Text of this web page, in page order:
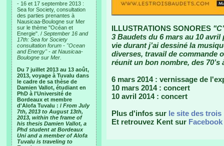
- 16 et 17 septembre 2013 :
Sea for Society, consultation
des parties prenantes à
Nausicaa-Boulogne sur Mer
sur le thème "Océan et
Energie". / September 16 and
17th: Sea for Society
consultation forum - "Ocean
and Energy" - at Nausicaa-
Boulogne sur Mer.
Du 7 juillet 2013 au 13 août,
2013, voyage à Tuvalu dans
le cadre de sa thèse de
Damien Vallot, étudiant en
PhD à l'Université de
Bordeaux et membre
d'Alofa Tuvalu : / From July
7th, 2013 to August 13th,
2013, within the frame of
his thesis Damien Vallot, a
Phd student at Bordeaux
Uni and a member of Alofa
Tuvalu is traveling to
ILLUSTRATIONS SONORES
3 Baudets du 6 mars au 10
vie durant j’ai dessiné la
diverses, travail de commande
réunit un bon nombre, des 70’s
6 mars 2014 : vernissage de
10 mars 2014 : concert
10 avril 2014 : concert
Plus d'infos sur le site des trois
Et retrouvez Kent sur Facebook